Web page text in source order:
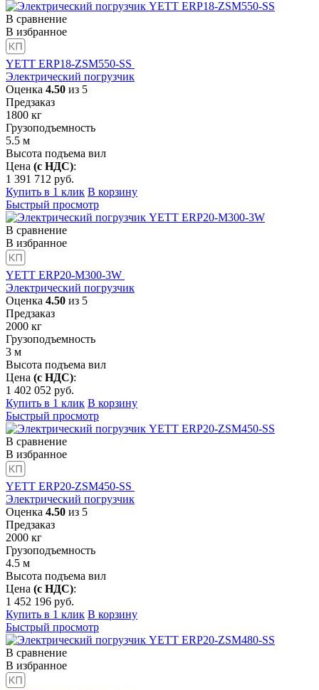
В сравнение
В избранное
YETT ERP18-ZSM550-SS
Электрический погрузчик
Оценка 4.50 из 5
Предзаказ
1800 кг
Грузоподъемность
5.5 м
Высота подъема вил
Цена (с НДС):
1 391 712 руб.
Купить в 1 клик В корзину
Быстрый просмотр
В сравнение
В избранное
YETT ERP20-M300-3W
Электрический погрузчик
Оценка 4.50 из 5
Предзаказ
2000 кг
Грузоподъемность
3 м
Высота подъема вил
Цена (с НДС):
1 402 052 руб.
Купить в 1 клик В корзину
Быстрый просмотр
В сравнение
В избранное
YETT ERP20-ZSM450-SS
Электрический погрузчик
Оценка 4.50 из 5
Предзаказ
2000 кг
Грузоподъемность
4.5 м
Высота подъема вил
Цена (с НДС):
1 452 196 руб.
Купить в 1 клик В корзину
Быстрый просмотр
В сравнение
В избранное